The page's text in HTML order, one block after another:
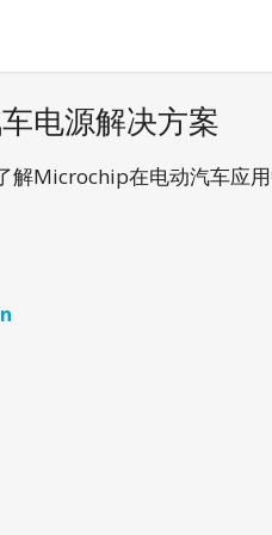
电源解决方案
解Microchip在电动汽车应用